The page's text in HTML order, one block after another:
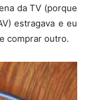
da TV (porque
estragava e eu
comprar outro.